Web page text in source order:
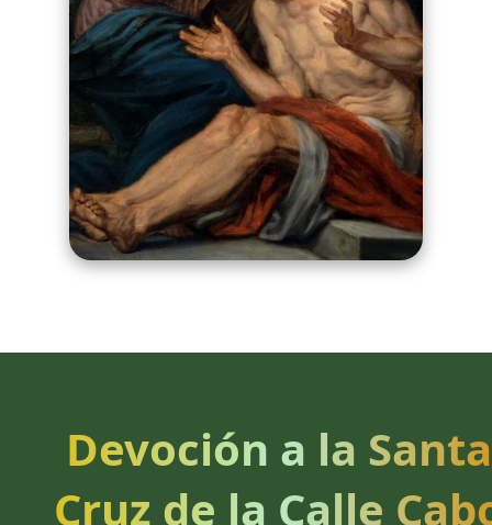
Devoción a la Santa
Cruz de la Calle